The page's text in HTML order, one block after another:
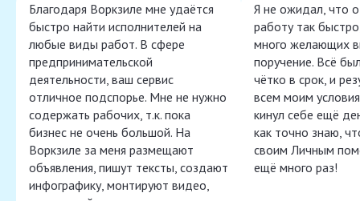
Благодаря Воркзиле мне удаётся
быстро найти исполнителей на
любые виды работ. В сфере
предпринимательской
деятельности, ваш сервис
отличное подспорье. Мне не нужно
содержать рабочих, т.к. пока
бизнес не очень большой. На
Воркзиле за меня размещают
объявления, пишут тексты, создают
инфографику, монтируют видео,
Я не ожидал, что
работу так
много желающих
поручение. Всё
чётко в срок, и
всем моим
кинул себе ещё
как точно знаю,
своим Личным
ещё много раз!